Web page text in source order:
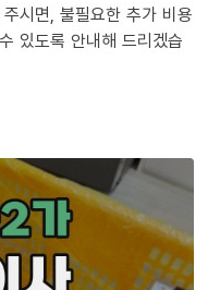
시면, 불필요한 추가 비용
있도록 안내해 드리겠습